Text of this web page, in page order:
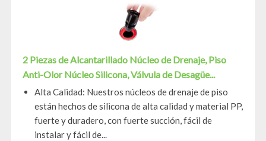
2 Piezas de Alcantarillado Núcleo de Drenaje, Piso
Anti-Olor Núcleo Silicona, Válvula de Desagüe...
Alta Calidad: Nuestros núcleos de drenaje de piso
están hechos de silicona de alta calidad y material PP,
fuerte y duradero, con fuerte succión, fácil de
instalar y fácil de...